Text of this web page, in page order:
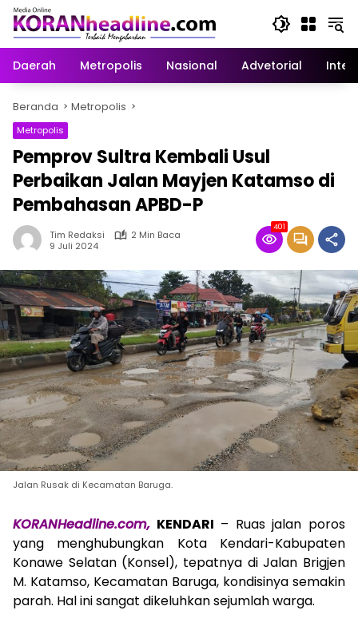
Langsung
konten
Daerah
Metropolis Nasional Advetorial
Beranda Metropolis
Metropolis
Pemprov Sultra Kembali Usul
Perbaikan Jalan Mayjen Katamso di
Pembahasan APBD-P
Tim Redaksi
2 Min Baca
9 Juli 2024
401
Jalan Rusak di Kecamatan Baruga.
KORANHeadline.com, KENDARI – Ruas jalan poros
yang menghubungkan Kota Kendari-Kabupaten
Konawe Selatan (Konsel), tepatnya di Jalan Brigjen
M. Katamso, Kecamatan Baruga, kondisinya semakin
parah. Hal ini sangat dikeluhkan sejumlah warga.